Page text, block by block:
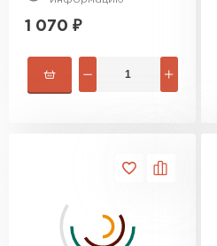
1 070 ₽